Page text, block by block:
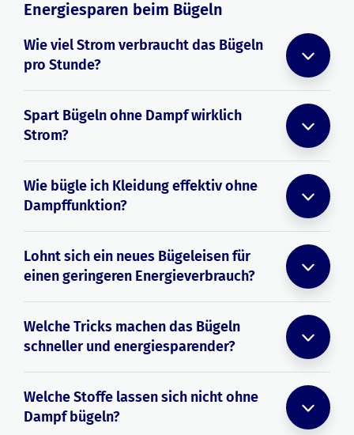
Energiesparen beim Bügeln
Wie viel Strom verbraucht das Bügeln
pro Stunde?
Spart Bügeln ohne Dampf wirklich
Strom?
Wie bügle ich Kleidung effektiv ohne
Dampffunktion?
Lohnt sich ein neues Bügeleisen für
einen geringeren Energieverbrauch?
Welche Tricks machen das Bügeln
schneller und energiesparender?
Welche Stoffe lassen sich nicht ohne
Dampf bügeln?